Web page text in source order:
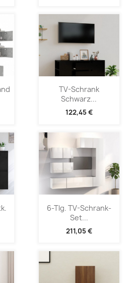
TV-Schrank
Schwarz...
122,45 €
6-Tlg. TV-Schrank-
Set...
211,05 €